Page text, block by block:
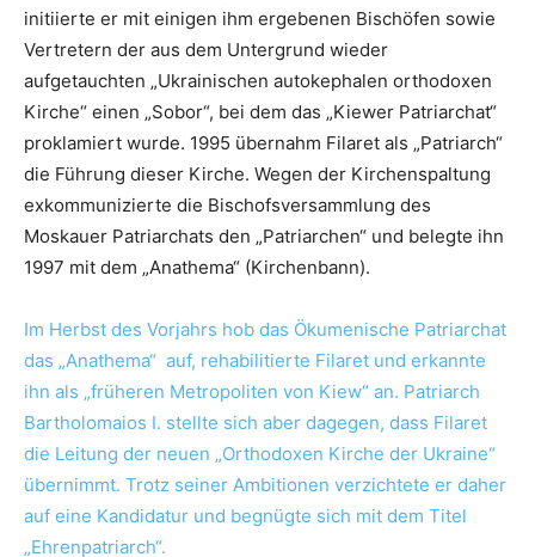
initiierte er mit einigen ihm ergebenen Bischöfen sowie
Vertretern der aus dem Untergrund wieder
aufgetauchten „Ukrainischen autokephalen orthodoxen
Kirche“ einen „Sobor“, bei dem das „Kiewer Patriarchat“
proklamiert wurde. 1995 übernahm Filaret als „Patriarch“
die Führung dieser Kirche. Wegen der Kirchenspaltung
exkommunizierte die Bischofsversammlung des
Moskauer Patriarchats den „Patriarchen“ und belegte ihn
1997 mit dem „Anathema“ (Kirchenbann).
Im Herbst des Vorjahrs hob das Ökumenische Patriarchat
das „Anathema“ auf, rehabilitierte Filaret und erkannte
ihn als „früheren Metropoliten von Kiew“ an. Patriarch
Bartholomaios I. stellte sich aber dagegen, dass Filaret
die Leitung der neuen „Orthodoxen Kirche der Ukraine“
übernimmt. Trotz seiner Ambitionen verzichtete er daher
auf eine Kandidatur und begnügte sich mit dem Titel
„Ehrenpatriarch“.